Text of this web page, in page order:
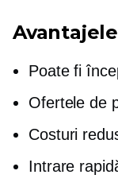
Poate fi
Ofertele de
Costuri
Intrare